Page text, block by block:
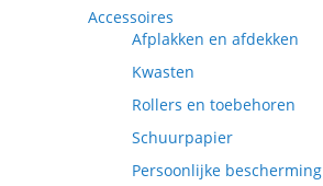
Accessoires
Afplakken en afdekken
Kwasten
Rollers en toebehoren
Schuurpapier
Persoonlijke bescherming